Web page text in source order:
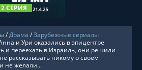
2 СЕРИЯ
/Драма /Зарубежные сериалы
и Ури оказались в эпицентре
и переехать в Израиль, они решили
рассказывать никому о своем
не желали...